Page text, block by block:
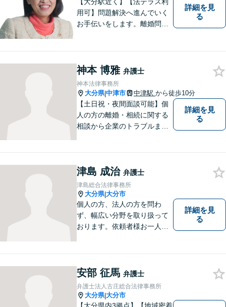
用可】問題解決へ進んでいく
お手伝いをします。離婚問題
相談可】分かりやすい言葉
で、明確に判断をお示しし、
問題解決をサポートいたしま
す。
詳細を見
る
神本 博雅 弁護士
神本法律事務所
大分県|中津市 中津駅 から徒歩10分
【土日祝・夜間面談可能】個
人の方の離婚・相続に関する
相談から企業のトラブルまで
詳細を見
る
津島 成治 弁護士
津島総合法律事務所
大分県|大分市
個人の方、法人の方を問わ
ず、幅広い分野を取り扱って
おります。依頼者様お一人お
題でお困りの方はぜひご相談
ください。
詳細を見
る
安部 征馬 弁護士
弁護士法人古庄総合法律事務所
大分県|大分市